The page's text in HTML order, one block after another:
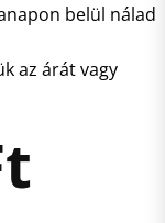
belül nálad
az árát vagy